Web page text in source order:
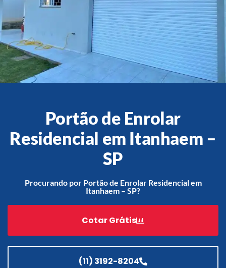
Portfólio
Contato
Acessórios
Portão de Garagem de
Enrolar em Teresópolis – RJ
Enrolar em São Pedro da
Aldeia – RJ
Enrolar em São João de
Portão de Garagem de
Enrolar em São Gonçalo – RJ
Portão de Enrolar
Residencial em Itanhaem –
SP
Procurando por Portão de Enrolar Residencial em
Itanhaem – SP?
Cotar Grátis
(11) 3192-8204